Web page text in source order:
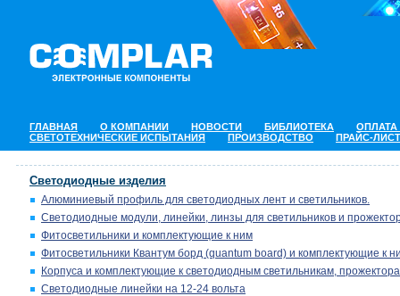
ГЛАВНАЯ О КОМПАНИИ НОВОСТИ БИБЛИОТЕКА
ОПЛАТА
СВЕТОТЕХНИЧЕСКИЕ ИСПЫТАНИЯ
ПРОИЗВОДСТВО ПРАЙС-ЛИСТ
Светодиодные изделия
Алюминиевый профиль для светодиодных лент и светильников.
Светодиодные модули, линейки, линзы для светильников и
Фитосветильники и комплектующие к ним
Фитосветильники Квантум борд (quantum board) и комплектующие к
Корпуса и комплектующие к светодиодным светильникам,
Светодиодные линейки на 12-24 вольта